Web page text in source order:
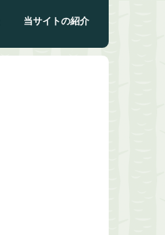
当サイトの紹介